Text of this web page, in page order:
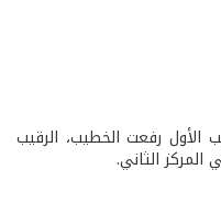
رفعت الخطيب، الرقيب
المركز الثاني.